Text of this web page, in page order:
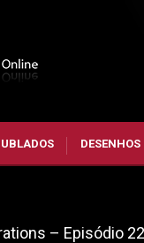
DESENHOS
– Episódio